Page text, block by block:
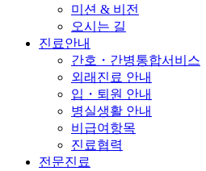
미션 & 비전
오시는 길
진료안내
간호・간병통합서비스
외래진료 안내
입・퇴원 안내
병실생활 안내
비급여항목
진료협력
전문진료